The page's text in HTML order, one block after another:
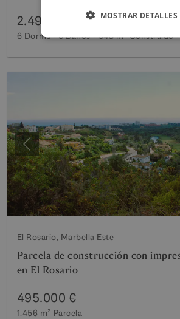
2.490.000 €
6 Dorms 6 Baños 548 m² Construido
Anterior
El Rosario, Marbella Este
Parcela de construcción con
en El Rosario
495.000 €
1.456 m² Parcela
MOSTRAR DETALLES